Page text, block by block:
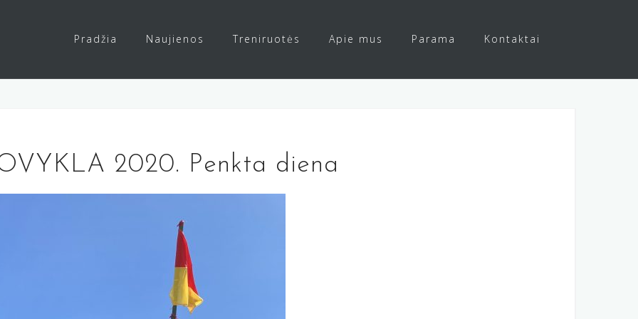
Pradžia Naujienos Treniruotės Apie mus Parama Kontaktai
2020. Penkta diena